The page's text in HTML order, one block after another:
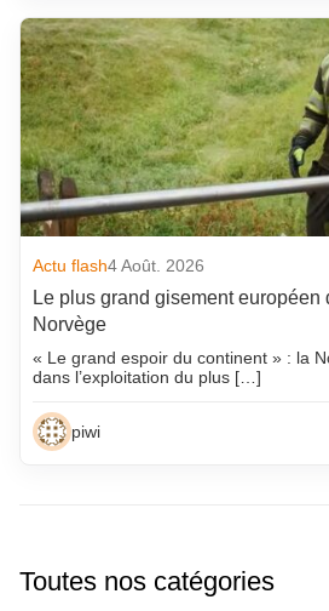
Actu flash4 Août. 2026
Le plus grand gisement européen
Norvège
« Le grand espoir du continent » : la
dans l’exploitation du plus […]
piwi
Toutes nos catégories